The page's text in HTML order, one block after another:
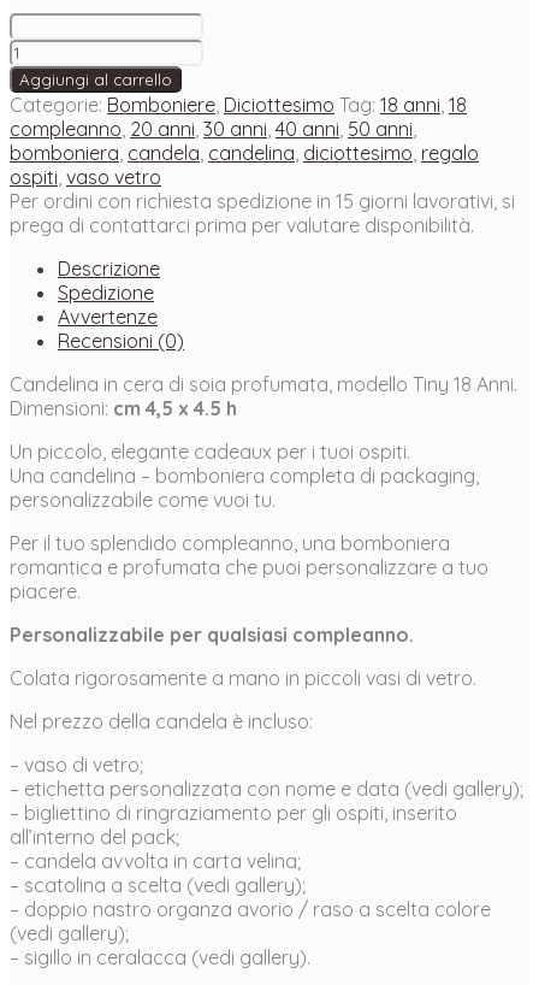
Candela
Bomboniera
Tiny
18
Anni
quantità
Aggiungi al carrello
Categorie: Bomboniere Diciottesimo Tag: 18 anni 18
compleanno 20 anni 30 anni 40 anni 50 anni
bomboniera candela candelina diciottesimo regalo
ospiti vaso vetro
Per ordini con richiesta spedizione in 15 giorni lavorativi, si
prega di contattarci prima per valutare disponibilità.
Descrizione
Spedizione
Avvertenze
Recensioni (0)
Candelina in cera di soia profumata, modello Tiny 18 Anni.
Dimensioni: cm 4,5 x 4.5 h
Un piccolo, elegante cadeaux per i tuoi ospiti.
Una candelina – bomboniera completa di packaging,
personalizzabile come vuoi tu.
Per il tuo splendido compleanno, una bomboniera
romantica e profumata che puoi personalizzare a tuo
piacere.
Personalizzabile per qualsiasi compleanno.
Colata rigorosamente a mano in piccoli vasi di vetro.
Nel prezzo della candela è incluso:
– vaso di vetro;
– etichetta personalizzata con nome e data (vedi gallery);
– bigliettino di ringraziamento per gli ospiti, inserito
all’interno del pack;
– candela avvolta in carta velina;
– scatolina a scelta (vedi gallery);
– doppio nastro organza avorio / raso a scelta colore
(vedi gallery);
– sigillo in ceralacca (vedi gallery).